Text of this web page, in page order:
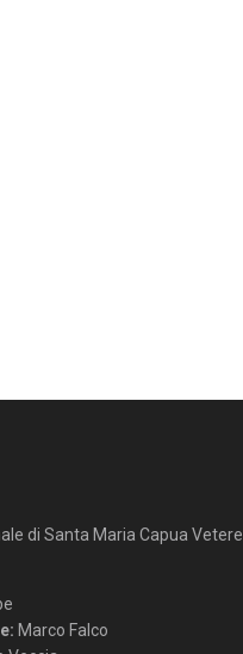
di Santa Maria Capua Vetere
Marco Falco